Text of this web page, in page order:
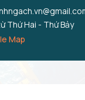
Thứ Hai - Thứ Bảy
Map